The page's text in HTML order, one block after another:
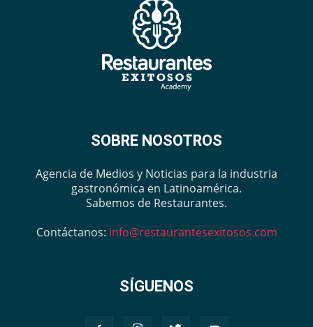
SOBRE NOSOTROS
Agencia de Medios y Noticias para la industria
gastronómica en Latinoamérica.
Sabemos de Restaurantes.
Contáctanos: info@restaurantesexitosos.com
SÍGUENOS